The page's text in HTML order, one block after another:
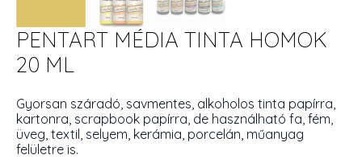
PENTART MÉDIA TINTA HOMOK
20 ML
Gyorsan száradó, savmentes, alkoholos tinta papírra,
kartonra, scrapbook papírra, de használható fa, fém,
üveg, textil, selyem, kerámia, porcelán, műanyag
felületre is.